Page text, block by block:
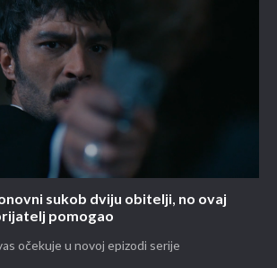
sukob dviju obitelji, no ovaj
pomogao
očekuje u novoj epizodi serije